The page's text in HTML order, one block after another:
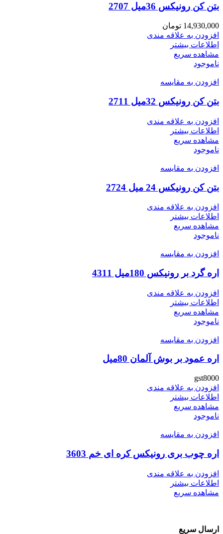
بتن کن رونیکس 36میل 2707
14,930,000 تومان
افزودن به علاقه مندی
اطلاعات بیشتر
مشاهده سریع
ناموجود
افزودن به مقایسه
بتن کن رونیکس 32میل 2711
افزودن به علاقه مندی
اطلاعات بیشتر
مشاهده سریع
ناموجود
افزودن به مقایسه
بتن کن رونیکس 24 میل 2724
افزودن به علاقه مندی
اطلاعات بیشتر
مشاهده سریع
ناموجود
افزودن به مقایسه
اره گرد بر رونیکس 180میل 4311
افزودن به علاقه مندی
اطلاعات بیشتر
مشاهده سریع
ناموجود
افزودن به مقایسه
اره عمود بر بوش آلمان 80میل
gst8000
افزودن به علاقه مندی
اطلاعات بیشتر
مشاهده سریع
ناموجود
افزودن به مقایسه
اره چوب بری رونیکس کره ای خم 3603
افزودن به علاقه مندی
اطلاعات بیشتر
مشاهده سریع
ارسال سریع